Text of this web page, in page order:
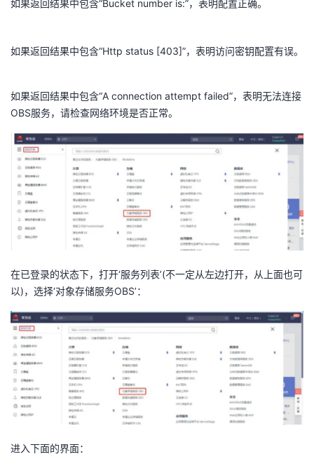
如果返回结果中包含“Bucket number is:”，表明配置正确。
如果返回结果中包含“Http status [403]”，表明访问密钥配置有误。
如果返回结果中包含“A connection attempt failed”，表明无法连接
OBS服务，请检查网络环境是否正常。
在已登录的状态下，打开‘服务列表’(不一定从左边打开，从上面也可
以)，选择‘对象存储服务OBS’：
进入下面的界面：